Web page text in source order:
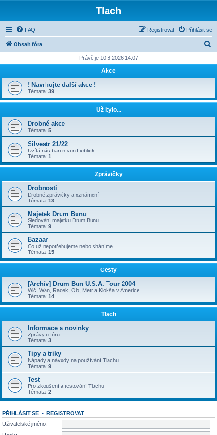
Tlach
FAQ Přihlásit se
Registrovat
Obsah fóra
d
t
Právě je 10.8.2026 14:07
Akce
! Navrhujte další akce !
Témata: 39
Už bylo...
Drobné akce
Témata: 5
Silvestr 21/22
Uvítá nás baron von Lieblich
Témata: 1
Zprávičky
Drobnosti
Drobné zprávičky a oznámení
Témata: 13
Majetek Drum Bunu
Sledování majetku Drum Bunu
Témata: 9
Bazaar
Co už nepotřebujeme nebo sháníme...
Témata: 15
Cesty
[Archív] Drum Bun U.S.A. Tour 2004
Wič, Wan, Radek, Olo, Metr a Klokša v Americe
Témata: 14
Tlach
Informace a novinky
Zprávy o fóru
Témata: 3
Tipy a triky
Nápady a návody na používání Tlachu
Témata: 9
Test
Pro zkoušení a testování Tlachu
Témata: 2
PŘIHLÁSIT SE • REGISTROVAT
Uživatelské jméno: